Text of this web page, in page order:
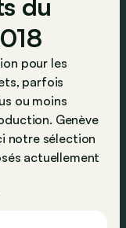
du
pour les
parfois
ou moins
Genève
notre sélection
actuellement